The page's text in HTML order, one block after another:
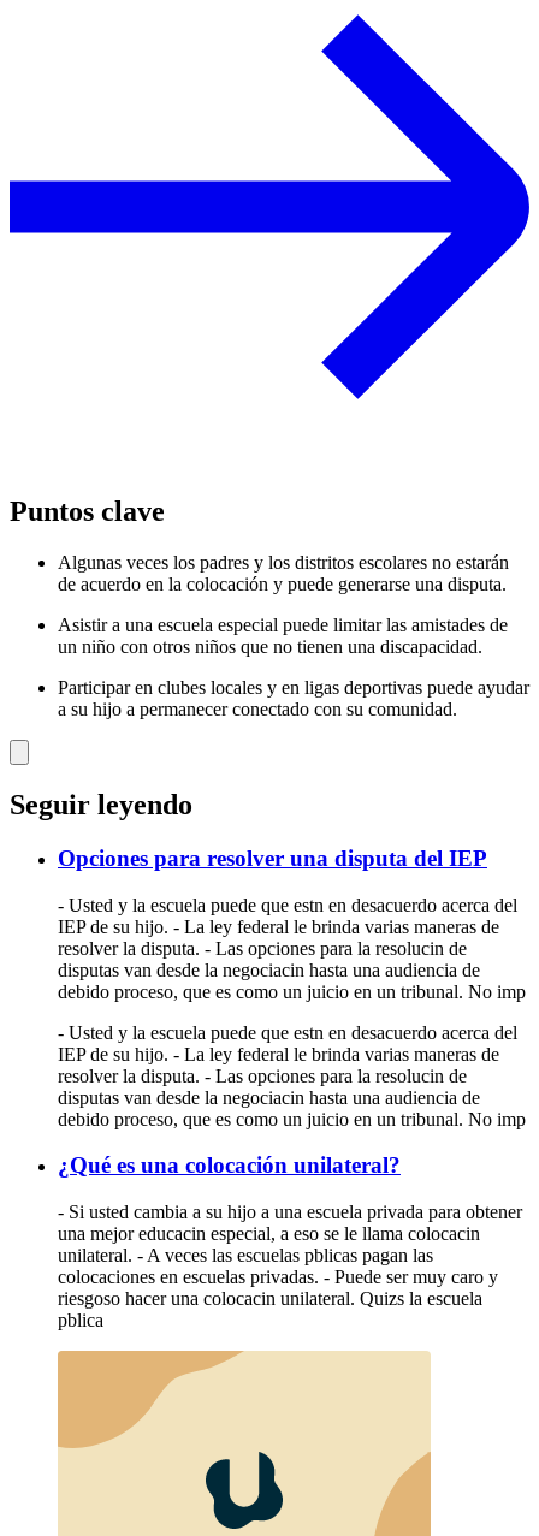
Puntos clave
Algunas veces los padres y los distritos escolares no estarán
de acuerdo en la colocación y puede generarse una disputa.
Asistir a una escuela especial puede limitar las amistades de
un niño con otros niños que no tienen una discapacidad.
Participar en clubes locales y en ligas deportivas puede ayudar
a su hijo a permanecer conectado con su comunidad.
Seguir leyendo
Opciones para resolver una disputa del IEP
- Usted y la escuela puede que estn en desacuerdo acerca del
IEP de su hijo. - La ley federal le brinda varias maneras de
resolver la disputa. - Las opciones para la resolucin de
disputas van desde la negociacin hasta una audiencia de
debido proceso, que es como un juicio en un tribunal. No imp
- Usted y la escuela puede que estn en desacuerdo acerca del
IEP de su hijo. - La ley federal le brinda varias maneras de
resolver la disputa. - Las opciones para la resolucin de
disputas van desde la negociacin hasta una audiencia de
debido proceso, que es como un juicio en un tribunal. No imp
¿Qué es una colocación unilateral?
- Si usted cambia a su hijo a una escuela privada para obtener
una mejor educacin especial, a eso se le llama colocacin
unilateral. - A veces las escuelas pblicas pagan las
colocaciones en escuelas privadas. - Puede ser muy caro y
riesgoso hacer una colocacin unilateral. Quizs la escuela
pblica